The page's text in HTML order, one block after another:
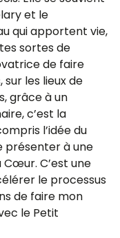
et le
qui apportent vie,
sortes de
de faire
les lieux de
grâce à un
c’est la
l’idée du
présenter à une
C’est une
le processus
de faire mon
le Petit